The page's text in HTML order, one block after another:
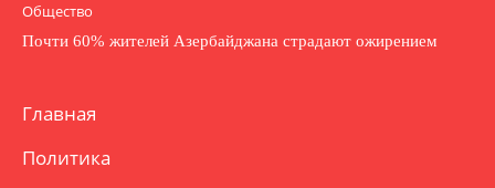
Общество
Почти 60% жителей Азербайджана страдают ожирением
Главная
Политика